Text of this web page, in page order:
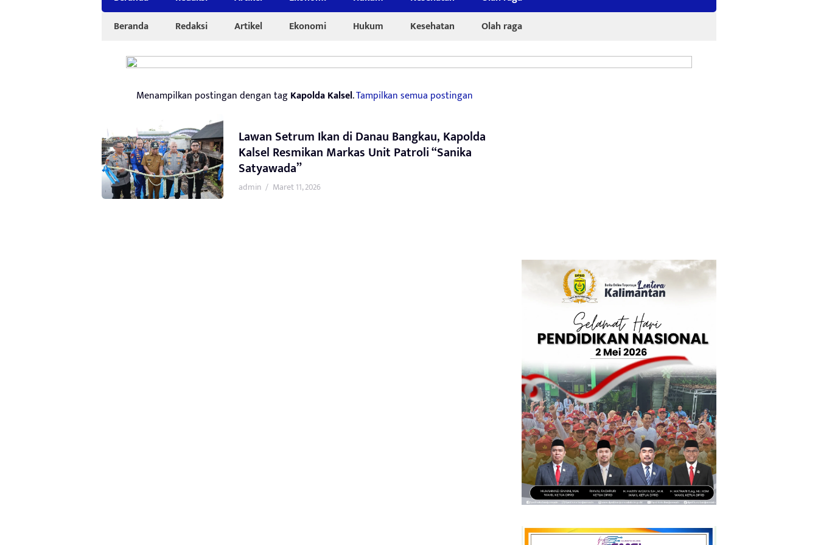
Beranda
Redaksi Artikel Ekonomi Hukum Kesehatan Olah raga
Menampilkan postingan dengan tagKapolda Kalsel.Tampilkan semua postingan
Lawan Setrum Ikan di Danau Bangkau, Kapolda
Kalsel Resmikan Markas Unit Patroli “Sanika
Satyawada”
admin / Maret 11, 2026